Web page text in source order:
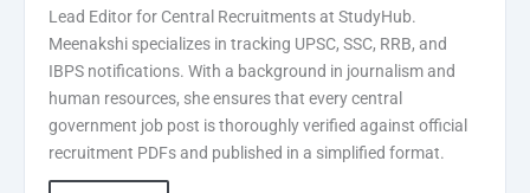
Lead Editor for Central Recruitments at StudyHub.
Meenakshi specializes in tracking UPSC, SSC, RRB, and
IBPS notifications. With a background in journalism and
human resources, she ensures that every central
government job post is thoroughly verified against official
recruitment PDFs and published in a simplified format.